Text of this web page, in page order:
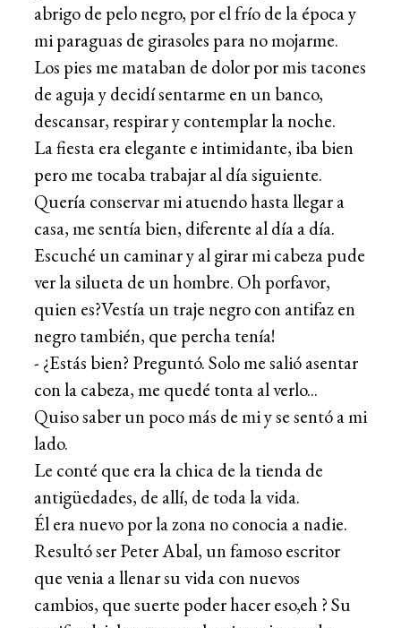
abrigo de pelo negro, por el frío de la época y
mi paraguas de girasoles para no mojarme.
Los pies me mataban de dolor por mis tacones
de aguja y decidí sentarme en un banco,
descansar, respirar y contemplar la noche.
La fiesta era elegante e intimidante, iba bien
pero me tocaba trabajar al día siguiente.
Quería conservar mi atuendo hasta llegar a
casa, me sentía bien, diferente al día a día.
Escuché un caminar y al girar mi cabeza pude
ver la silueta de un hombre. Oh porfavor,
quien es?Vestía un traje negro con antifaz en
negro también, que percha tenía!
- ¿Estás bien? Preguntó. Solo me salió asentar
con la cabeza, me quedé tonta al verlo...
Quiso saber un poco más de mi y se sentó a mi
lado.
Le conté que era la chica de la tienda de
antigüedades, de allí, de toda la vida.
Él era nuevo por la zona no conocia a nadie.
Resultó ser Peter Abal, un famoso escritor
que venia a llenar su vida con nuevos
cambios, que suerte poder hacer eso,eh ? Su